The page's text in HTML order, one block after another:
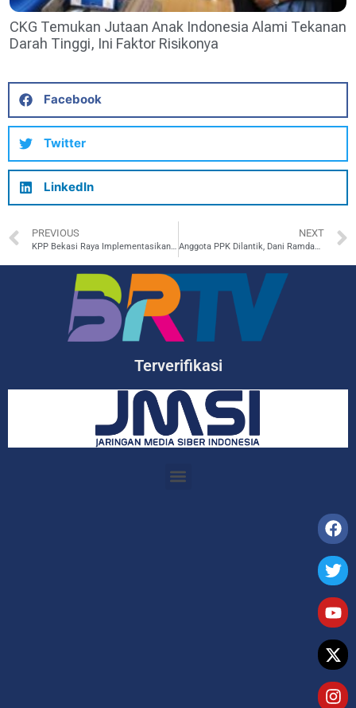
CKG Temukan Jutaan Anak Indonesia Alami Tekanan
Darah Tinggi, Ini Faktor Risikonya
Facebook
Twitter
LinkedIn
PREVIOUS
KPP Bekasi Raya Implementasikan NIK sebagai NPWP Wajib Pajak
NEXT
Anggota PPK Dilantik, Dani Ramdan Harapkan Pemilu yang Jujur dan Netral
Terverifikasi